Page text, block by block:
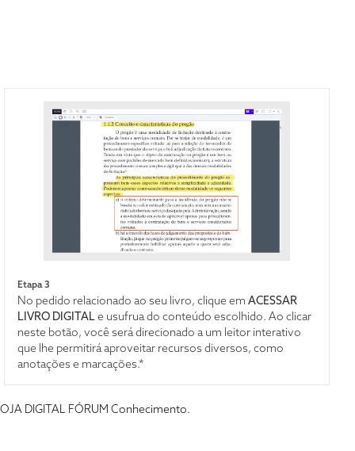
Etapa 3
No pedido relacionado ao seu livro, clique emACESSAR
LIVRO DIGITALe usufrua do conteúdo escolhido. Ao clicar
neste botão, você será direcionado a um leitor interativo
que lhe permitirá aproveitar recursos diversos, como
anotações e marcações.*
DIGITAL FÓRUM Conhecimento.